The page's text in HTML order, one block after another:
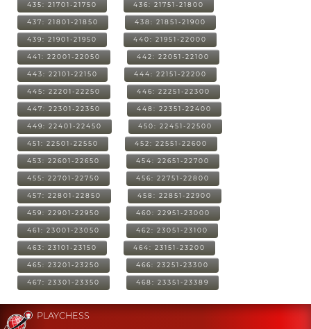
435: 21701-21750 436: 21751-21800
437: 21801-21850 438: 21851-21900
439: 21901-21950 440: 21951-22000
441: 22001-22050 442: 22051-22100
443: 22101-22150 444: 22151-22200
445: 22201-22250 446: 22251-22300
447: 22301-22350 448: 22351-22400
449: 22401-22450 450: 22451-22500
451: 22501-22550 452: 22551-22600
453: 22601-22650 454: 22651-22700
455: 22701-22750 456: 22751-22800
457: 22801-22850 458: 22851-22900
459: 22901-22950 460: 22951-23000
461: 23001-23050 462: 23051-23100
463: 23101-23150 464: 23151-23200
465: 23201-23250 466: 23251-23300
467: 23301-23350 468: 23351-23389
PLAYCHESS